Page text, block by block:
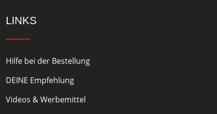
LINKS
Hilfe bei der Bestellung
DEINE Empfehlung
Videos & Werbemittel